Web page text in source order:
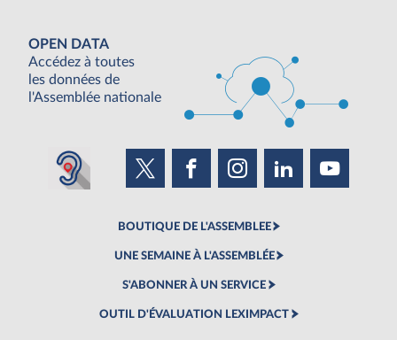
OPEN DATA
Accédez à toutes
les données de
l'Assemblée nationale
BOUTIQUE DE L'ASSEMBLEE
UNE SEMAINE À L'ASSEMBLÉE
S'ABONNER À UN SERVICE
OUTIL D'ÉVALUATION LEXIMPACT